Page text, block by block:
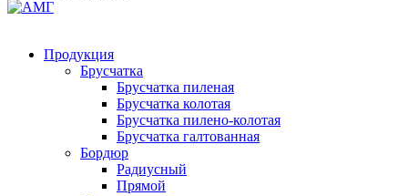
Продукция
Брусчатка
Брусчатка пиленая
Брусчатка колотая
Брусчатка пилено-колотая
Брусчатка галтованная
Бордюр
Радиусный
Прямой